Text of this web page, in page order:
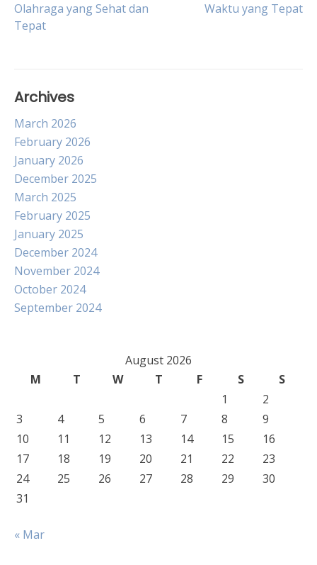
navigation
Olahraga yang Sehat dan
Tepat
Waktu yang Tepat
Archives
March 2026
February 2026
January 2026
December 2025
March 2025
February 2025
January 2025
December 2024
November 2024
October 2024
September 2024
August 2026
M
T W T F S
S
1
2
3
4 5 6 7 8
9
10
11 12 13 14 15
16
17
18 19 20 21 22
23
24
25 26 27 28 29
30
31
« Mar